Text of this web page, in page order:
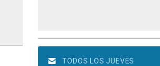
TODOS LOS JUEVES